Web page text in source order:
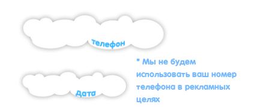
* Мы не будем
использовать ваш номер
телефона в рекламных
целях